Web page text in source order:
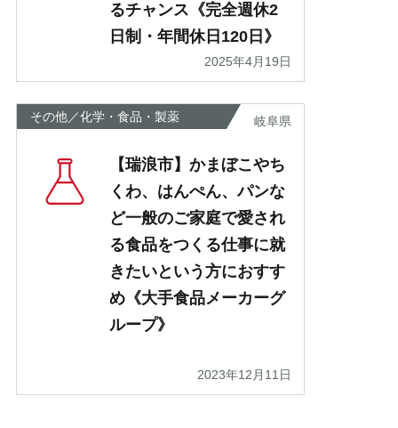
るチャンス《完全週休2
日制・年間休日120日》
2025年4月19日
その他／化学・食品・製薬 岐阜県
【瑞浪市】かまぼこやち
くわ、はんぺん、パンな
ど一般のご家庭で愛され
る食品をつくる仕事に就
きたいという方におすす
め《大手食品メーカーグ
ループ》
2023年12月11日